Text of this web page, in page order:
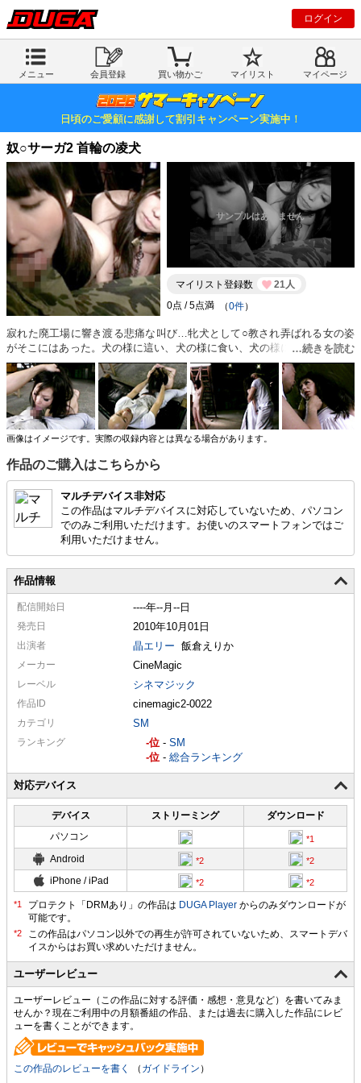
ログイン
メニュー 会員登録 買い物かご マイリスト マイページ
日頃のご愛顧に感謝して割引キャンペーン実施中！
奴○サーガ2 首輪の凌犬
マイリスト登録数
21人
（0件）
寂れた廃工場に響き渡る悲痛な叫び…牝犬として○教され弄ばれる女の姿
がそこにはあった。犬の様に這い、犬の様に食い、犬の様に鳴き、全てを
忘れて獣となれ！重い鎖と冷たい首輪で繋がれた、鉄よりも固い主従の
絆。
画像はイメージです。実際の収録内容とは異なる場合があります。
作品のご購入はこちらから
マルチデバイス非対応
この作品はマルチデバイスに対応していないため、パソコン
でのみご利用いただけます。お使いのスマートフォンではご
利用いただけません。
作品情報
配信開始日 ----年--月--日
発売日 2010年10月01日
出演者 晶エリー 飯倉えりか
メーカー CineMagic
レーベル シネマジック
作品ID cinemagic2-0022
カテゴリ SM
ランキング - - SM
-
- 総合ランキング
対応デバイス
デバイス ストリーミング
ダウンロード
パソコン
Android
iPhone / iPad
プロテクト「DRMあり」の作品は DUGA Player からのみダウンロードが
可能です。
ユーザーレビュー
ユーザーレビュー（この作品に対する評価・感想・意見など）を書いてみま
せんか？現在ご利用中の月額番組の作品、または過去に購入した作品にレビ
ューを書くことができます。
この作品のレビューを書く （ ガイドライン ）